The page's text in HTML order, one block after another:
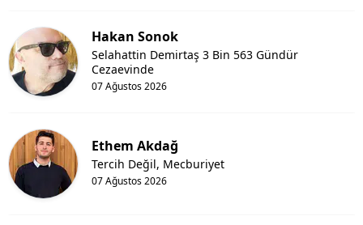
Hakan Sonok
07 Ağustos 2026
Selahattin Demirtaş 3 Bin 563 Gündür
Cezaevinde
Ethem Akdağ
07 Ağustos 2026
Tercih Değil, Mecburiyet